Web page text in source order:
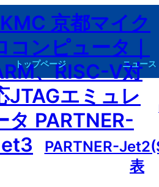
容
を
ス
キ
ッ
トップページ ニュース
PARTNER-Jet3
PARTNER Jet3 資料請求・見積
PARTNER-
表